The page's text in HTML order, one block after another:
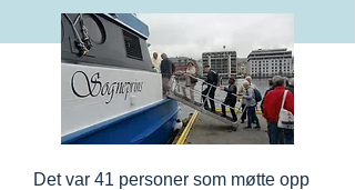
Det var 41 personer som møtte opp